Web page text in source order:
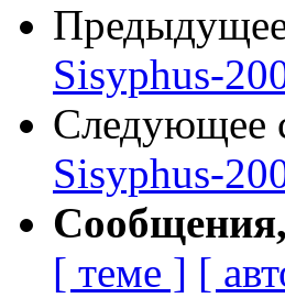
Sisyphus-
Следующее
Sisyphus-
[ теме ] [